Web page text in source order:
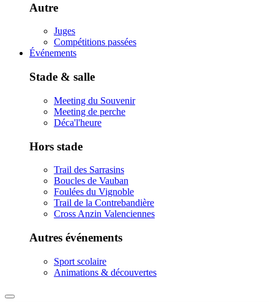
Autre
Juges
Compétitions passées
Événements
Stade & salle
Meeting du Souvenir
Meeting de perche
Déca'l'heure
Hors stade
Trail des Sarrasins
Boucles de Vauban
Foulées du Vignoble
Trail de la Contrebandière
Cross Anzin Valenciennes
Autres événements
Sport scolaire
Animations & découvertes